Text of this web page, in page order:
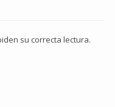
su correcta lectura.